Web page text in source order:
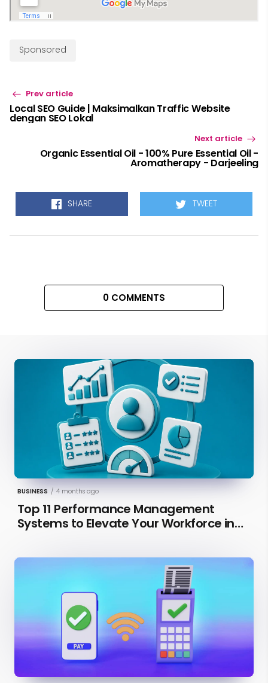
Sponsored
Prev article
Local SEO Guide | Maksimalkan Traffic Website
dengan SEO Lokal
Next article
Organic Essential Oil - 100% Pure Essential Oil -
Aromatherapy - Darjeeling
SHARE TWEET
0 COMMENTS
BUSINESS / 4 months ago
Top 11 Performance Management
Systems to Elevate Your Workforce in